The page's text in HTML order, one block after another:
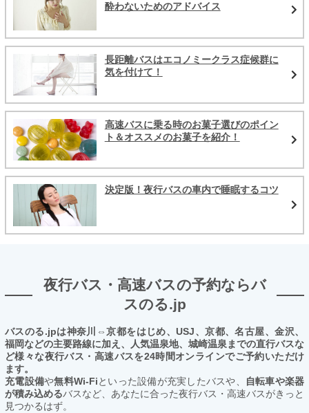
酔わないためのアドバイス
長距離バスはエコノミークラス症候群に
気を付けて！
高速バスに乗る時のお菓子選びのポイン
ト＆オススメのお菓子を紹介！
決定版！夜行バスの車内で睡眠するコツ
夜行バス・高速バスの予約ならバ
スのる.jp
バスのる.jpは神奈川⇔京都をはじめ、USJ、京都、名古屋、金沢、
福岡などの主要路線に加え、人気温泉地、城崎温泉までの直行バスな
ど様々な夜行バス・高速バスを24時間オンラインでご予約いただけ
ます。
充電設備や無料Wi-Fiといった設備が充実したバスや、
自転車や楽器
が積み込めるバスなど、あなたに合った夜行バス・高速バスがきっと
見つかるはず。